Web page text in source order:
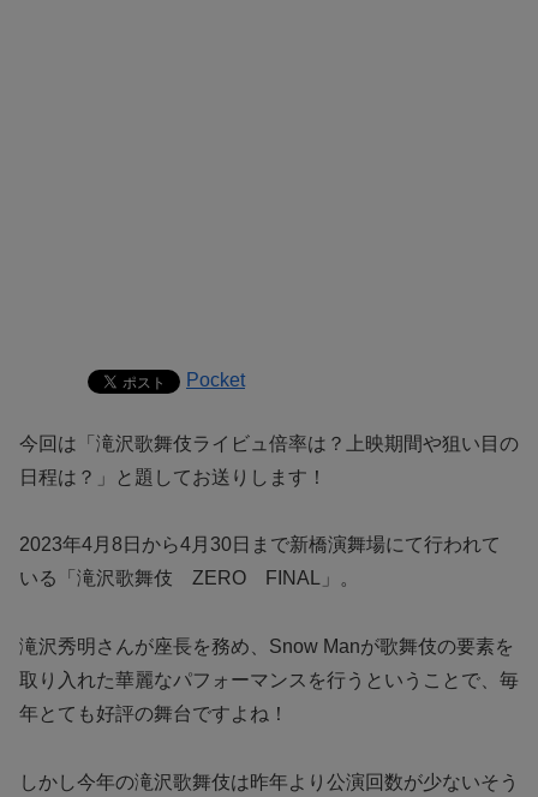
Pocket
今回は「滝沢歌舞伎ライビュ倍率は？上映期間や狙い目の
日程は？」と題してお送りします！
2023年4月8日から4月30日まで新橋演舞場にて行われて
いる「滝沢歌舞伎 ZERO FINAL」。
滝沢秀明さんが座長を務め、Snow Manが歌舞伎の要素を
取り入れた華麗なパフォーマンスを行うということで、毎
年とても好評の舞台ですよね！
しかし今年の滝沢歌舞伎は昨年より公演回数が少ないそう